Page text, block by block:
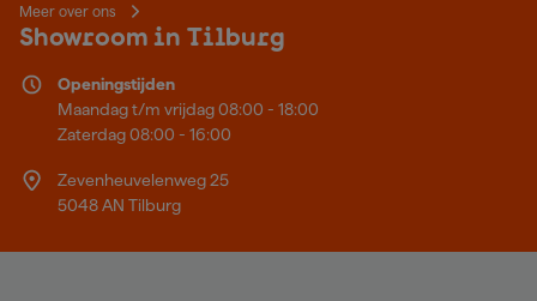
Meer over ons
Showroom in Tilburg
Openingstijden
Maandag t/m vrijdag 08:00 - 18:00
Zaterdag 08:00 - 16:00
Zevenheuvelenweg 25
5048 AN Tilburg